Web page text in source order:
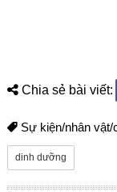
Chia sẻ bài viết:
Sự kiện/nhân vật/
dinh dưỡng